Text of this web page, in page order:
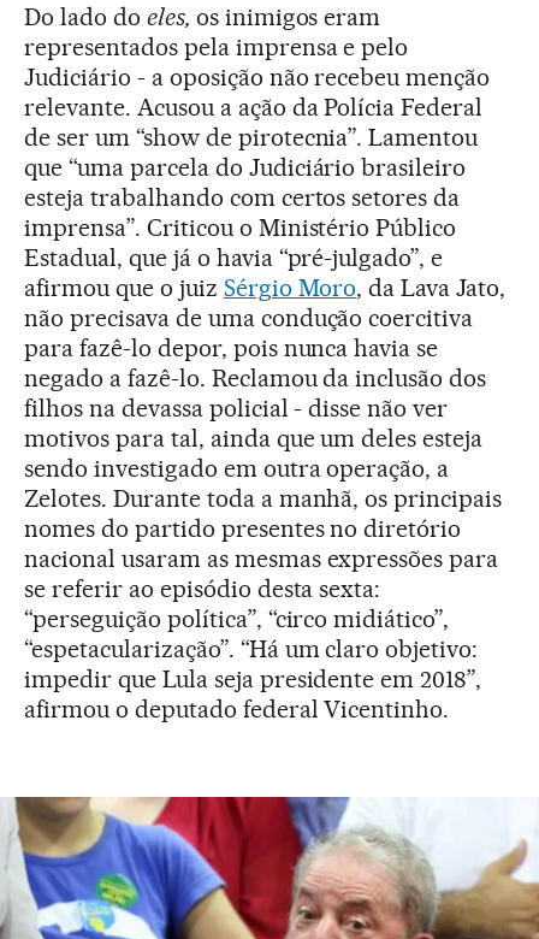
Do lado do eles, os inimigos eram
representados pela imprensa e pelo
Judiciário - a oposição não recebeu menção
relevante. Acusou a ação da Polícia Federal
de ser um “show de pirotecnia”. Lamentou
que “uma parcela do Judiciário brasileiro
esteja trabalhando com certos setores da
imprensa”. Criticou o Ministério Público
Estadual, que já o havia “pré-julgado”, e
afirmou que o juiz Sérgio Moro, da Lava Jato,
não precisava de uma condução coercitiva
para fazê-lo depor, pois nunca havia se
negado a fazê-lo. Reclamou da inclusão dos
filhos na devassa policial - disse não ver
motivos para tal, ainda que um deles esteja
sendo investigado em outra operação, a
Zelotes. Durante toda a manhã, os principais
nomes do partido presentes no diretório
nacional usaram as mesmas expressões para
se referir ao episódio desta sexta:
“perseguição política”, “circo midiático”,
“espetacularização”. “Há um claro objetivo:
impedir que Lula seja presidente em 2018”,
afirmou o deputado federal Vicentinho.